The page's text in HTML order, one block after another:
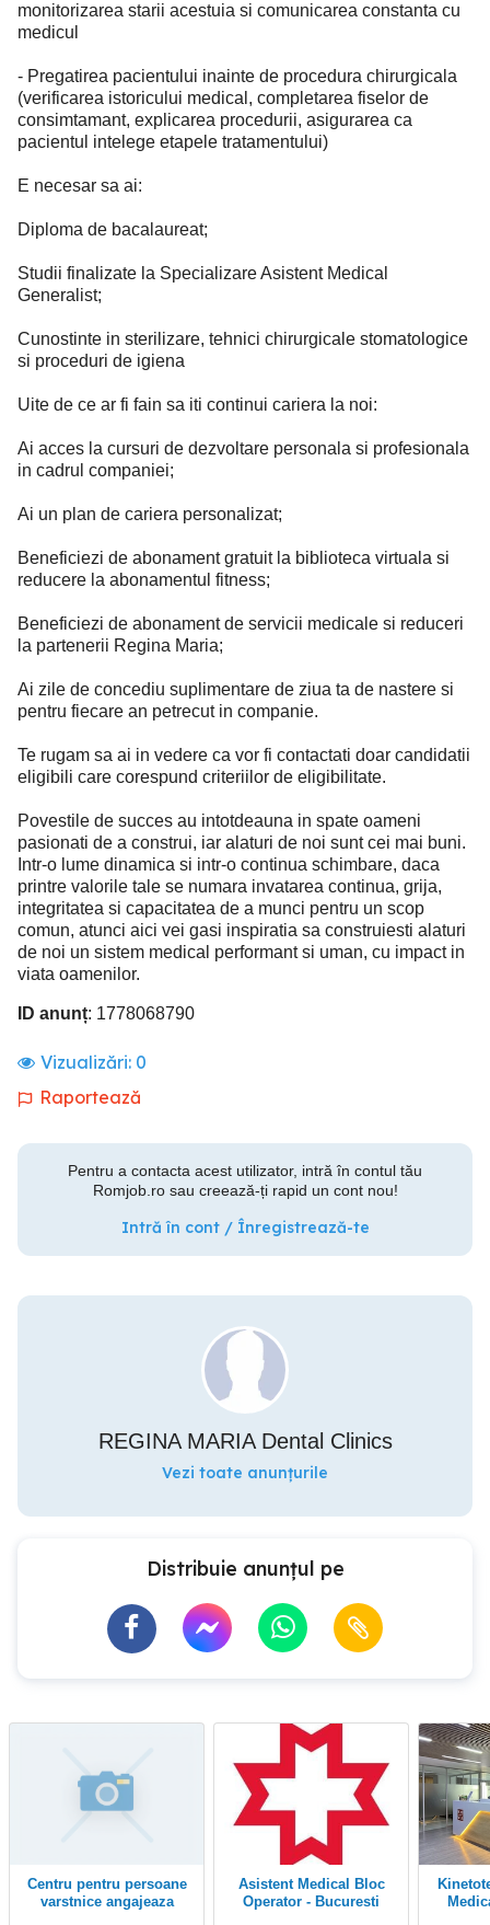
monitorizarea starii acestuia si comunicarea constanta cu
medicul
- Pregatirea pacientului inainte de procedura chirurgicala
(verificarea istoricului medical, completarea fiselor de
consimtamant, explicarea procedurii, asigurarea ca
pacientul intelege etapele tratamentului)
E necesar sa ai:
Diploma de bacalaureat;
Studii finalizate la Specializare Asistent Medical
Generalist;
Cunostinte in sterilizare, tehnici chirurgicale stomatologice
si proceduri de igiena
Uite de ce ar fi fain sa iti continui cariera la noi:
Ai acces la cursuri de dezvoltare personala si profesionala
in cadrul companiei;
Ai un plan de cariera personalizat;
Beneficiezi de abonament gratuit la biblioteca virtuala si
reducere la abonamentul fitness;
Beneficiezi de abonament de servicii medicale si reduceri
la partenerii Regina Maria;
Ai zile de concediu suplimentare de ziua ta de nastere si
pentru fiecare an petrecut in companie.
Te rugam sa ai in vedere ca vor fi contactati doar candidatii
eligibili care corespund criteriilor de eligibilitate.
Povestile de succes au intotdeauna in spate oameni
pasionati de a construi, iar alaturi de noi sunt cei mai buni.
Intr-o lume dinamica si intr-o continua schimbare, daca
printre valorile tale se numara invatarea continua, grija,
integritatea si capacitatea de a munci pentru un scop
comun, atunci aici vei gasi inspiratia sa construiesti alaturi
de noi un sistem medical performant si uman, cu impact in
viata oamenilor.
ID anunț: 1778068790
Vizualizări: 0
Raportează
Pentru a contacta acest utilizator, intră în contul tău
Romjob.ro sau creează-ți rapid un cont nou!
Intră în cont / Înregistrează-te
REGINA MARIA Dental Clinics
Vezi toate anunțurile
Distribuie anunțul pe
Centru pentru persoane
varstnice angajeaza
Asistent Medical Bloc
Operator - Bucuresti
Kinetoterapeut Asistent
Medical